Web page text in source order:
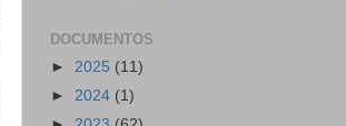
DOCUMENTOS
► 2025 (11)
► 2024 (1)